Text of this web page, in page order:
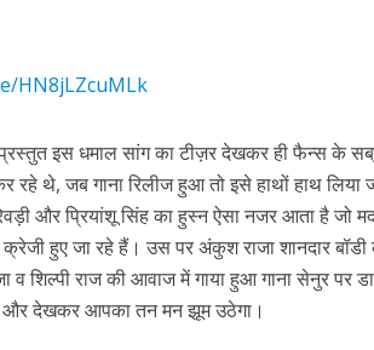
HN8jLZcuMLk
प्रस्तुत इस धमाल सांग का टीज़र देखकर ही फैन्स के
रहे थे, जब गाना रिलीज हुआ तो इसे हाथों हाथ
और प्रियांशू सिंह का हुस्न ऐसा नजर आता है जो
हुए जा रहे हैं। उस पर अंकुश राजा शानदार
शिल्पी राज की आवाज में गाया हुआ गाना सेनुर पर
देखकर आपका तन मन झूम उठेगा।